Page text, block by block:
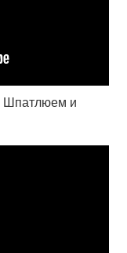
Шпатлюем и